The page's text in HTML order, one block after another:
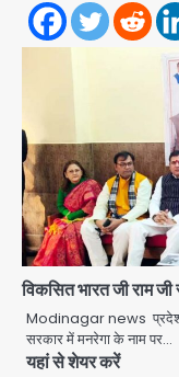
विकसित भारत जी राम
Modinagar news प्रदेश
सरकार में मनरेगा के नाम पर…
यहां से शेयर करें
2
3